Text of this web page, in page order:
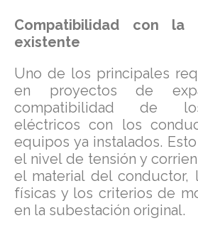
Compatibilidad con la
existente
Uno de los principales
en proyectos de
compatibilidad de
eléctricos con los
equipos ya instalados.
el nivel de tensión y
el material del conductor,
físicas y los criterios de
en la subestación original.